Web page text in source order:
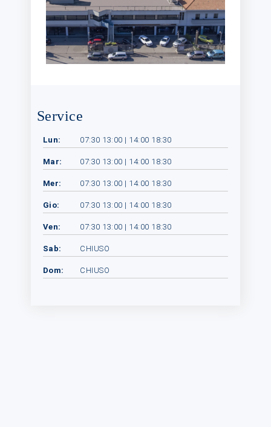
Service
Lun: 07:30 13:00 | 14:00 18:30
Mar: 07:30 13:00 | 14:00 18:30
Mer: 07:30 13:00 | 14:00 18:30
Gio: 07:30 13:00 | 14:00 18:30
Ven: 07:30 13:00 | 14:00 18:30
Sab: CHIUSO
Dom: CHIUSO